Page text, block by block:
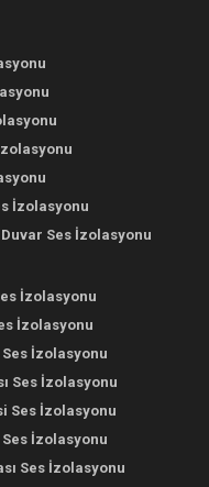
İzolasyonu
Ses İzolasyonu
İzolasyonu
İzolasyonu
İzolasyonu
Ses İzolasyonu
Ses İzolasyonu
Ses İzolasyonu
Ses İzolasyonu